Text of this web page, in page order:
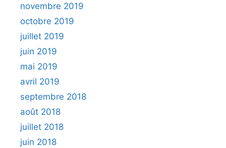
novembre 2019
octobre 2019
juillet 2019
juin 2019
mai 2019
avril 2019
septembre 2018
août 2018
juillet 2018
juin 2018